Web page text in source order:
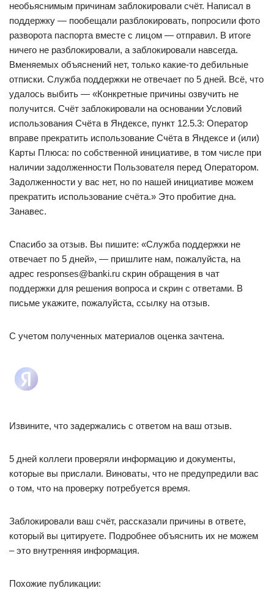
необьяснимым причинам заблокировали счёт. Написал в
поддержку — пообещали разблокировать, попросили фото
разворота паспорта вместе с лицом — отправил. В итоге
ничего не разблокировали, а заблокировали навсегда.
Вменяемых объяснений нет, только какие-то дебильные
отписки. Служба поддержки не отвечает по 5 дней. Всё, что
удалось выбить — «Конкретные причины озвучить не
получится. Счёт заблокировали на основании Условий
использования Счёта в Яндексе, пункт 12.5.3: Оператор
вправе прекратить использование Счёта в Яндексе и (или)
Карты Плюса: по собственной инициативе, в том числе при
наличии задолженности Пользователя перед Оператором.
Задолженности у вас нет, но по нашей инициативе можем
прекратить использование счёта.» Это пробитие дна.
Занавес.
Спасибо за отзыв. Вы пишите: «Служба поддержки не
отвечает по 5 дней», — пришлите нам, пожалуйста, на
адрес responses@banki.ru скрин обращения в чат
поддержки для решения вопроса и скрин с ответами. В
письме укажите, пожалуйста, ссылку на отзыв.
С учетом полученных материалов оценка зачтена.
Извините, что задержались с ответом на ваш отзыв.
5 дней коллеги проверяли информацию и документы,
которые вы прислали. Виноваты, что не предупредили вас
о том, что на проверку потребуется время.
Заблокировали ваш счёт, рассказали причины в ответе,
который вы цитируете. Подробнее объяснить их не можем
– это внутренняя информация.
Похожие публикации: